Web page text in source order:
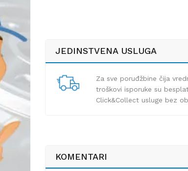
JEDINSTVENA USLUGA
Za sve poruđžbine čija
troškovi isporuke su
Click&Collect usluge bez
KOMENTARI